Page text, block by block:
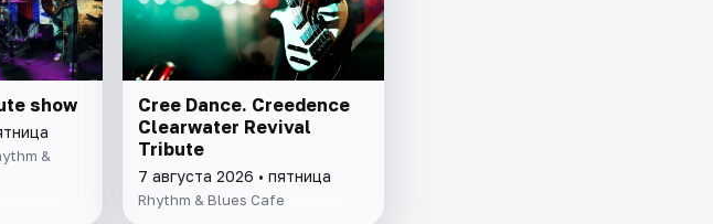
show
&
Cree Dance. Creedence
Clearwater Revival
Tribute
7 августа 2026 • пятница
Rhythm & Blues Cafe